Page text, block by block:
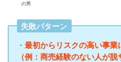
の男
失敗パターン
・最初からリスクの高い事業
（例：商売経験のない人が